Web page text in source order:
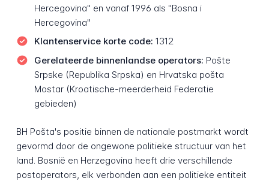
Hercegovina" en vanaf 1996 als "Bosna i
Hercegovina"
Klantenservice korte code: 1312
Gerelateerde binnenlandse operators: Pošte
Srpske (Republika Srpska) en Hrvatska pošta
Mostar (Kroatische-meerderheid Federatie
gebieden)
BH Pošta's positie binnen de nationale postmarkt wordt
gevormd door de ongewone politieke structuur van het
land. Bosnië en Herzegovina heeft drie verschillende
postoperators, elk verbonden aan een politieke entiteit